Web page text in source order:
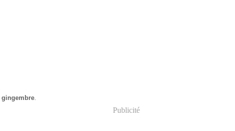
gingembre.
Publicité